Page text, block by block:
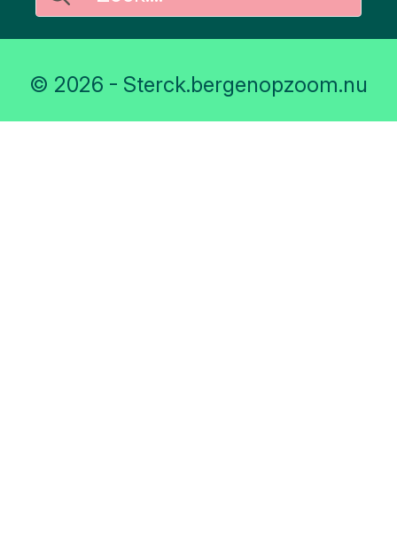
for:
© 2026 - Sterck.bergenopzoom.nu